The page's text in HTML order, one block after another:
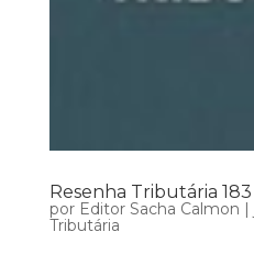
Resenha Tributária 183
por Editor Sacha Calmon |
Tributária